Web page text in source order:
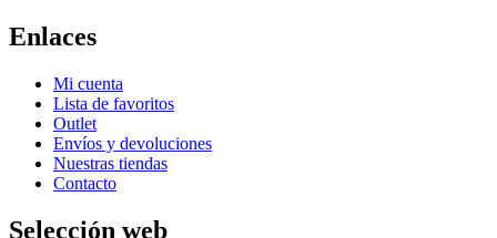
Enlaces
Mi cuenta
Lista de favoritos
Outlet
Envíos y devoluciones
Nuestras tiendas
Contacto
Selección web